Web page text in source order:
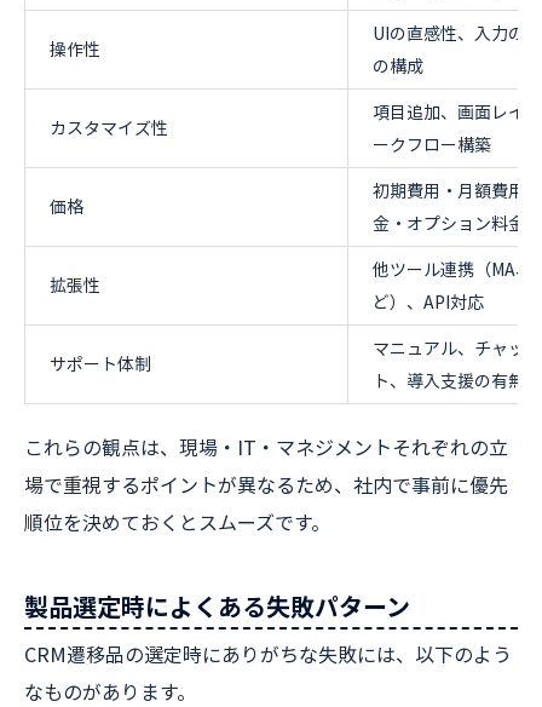
操作性
UIの直感性、入力の
の構成
カスタマイズ性
項目追加、画面レイ
ークフロー構築
価格
初期費用・月額費用
金・オプション料金
拡張性
他ツール連携（MA、
ど）、API対応
サポート体制
マニュアル、チャッ
ト、導入支援の有無
これらの観点は、現場・IT・マネジメントそれぞれの立
場で重視するポイントが異なるため、社内で事前に優先
順位を決めておくとスムーズです。
製品選定時によくある失敗パターン
CRM遷移品の選定時にありがちな失敗には、以下のよう
なものがあります。